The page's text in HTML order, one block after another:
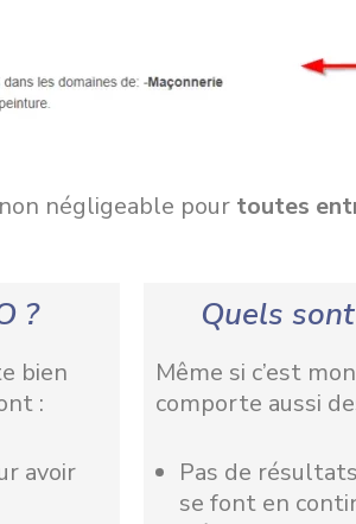
négligeable pour toutes
?
bien
:
avoir
Quels
Même si c’est
comporte aussi
Pas de
se font en